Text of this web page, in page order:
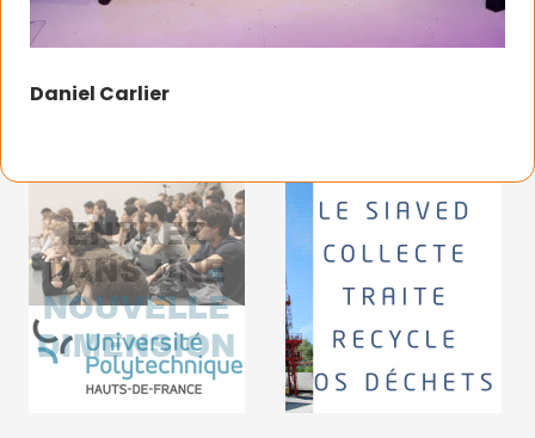
Daniel Carlier